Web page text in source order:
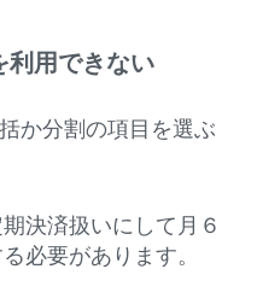
利用できない
か分割の項目を選ぶ
決済扱いにして月６
必要があります。